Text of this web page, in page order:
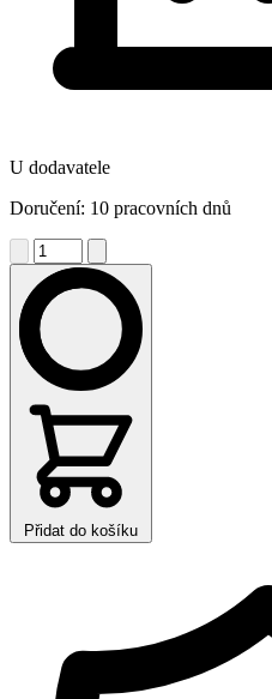
U dodavatele
Doručení: 10 pracovních dnů
Přidat do košíku